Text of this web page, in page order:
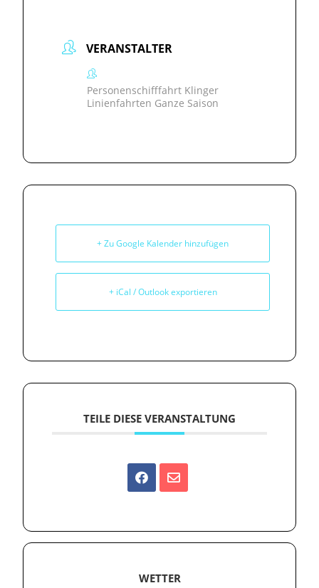
VERANSTALTER
Personenschifffahrt Klinger
Linienfahrten Ganze Saison
+ Zu Google Kalender hinzufügen
+ iCal / Outlook exportieren
TEILE DIESE VERANSTALTUNG
WETTER